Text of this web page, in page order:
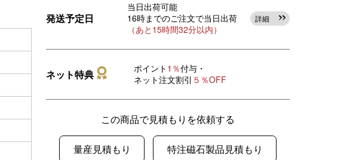
発送予定日
当日出荷可能
16時までのご注文で当日出荷
（あと15時間32分以内）
詳細
ネット特典 ポイント 1％付与・
ネット注文割引 ５％OFF
この商品で見積もりを依頼する
量産見積もり 特注磁石製品見積もり